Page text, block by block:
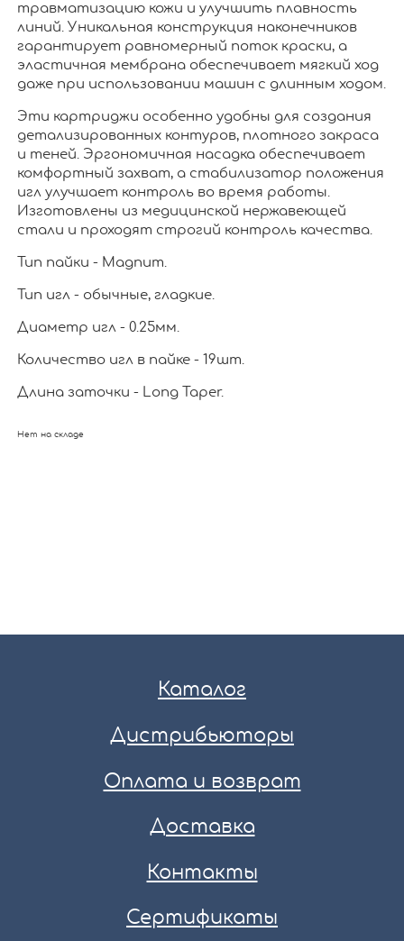
травматизацию кожи и улучшить плавность
линий. Уникальная конструкция наконечников
гарантирует равномерный поток краски, а
эластичная мембрана обеспечивает мягкий ход
даже при использовании машин с длинным ходом.
Эти картриджи особенно удобны для создания
детализированных контуров, плотного закраса
и теней. Эргономичная насадка обеспечивает
комфортный захват, а стабилизатор положения
игл улучшает контроль во время работы.
Изготовлены из медицинской нержавеющей
стали и проходят строгий контроль качества.
Тип пайки - Magnum.
Тип игл - обычные, гладкие.
Диаметр игл - 0.25мм.
Количество игл в пайке - 19шт.
Длина заточки - Long Taper.
Нет на складе
Каталог
Дистрибьюторы
Оплата и возврат
Доставка
Контакты
Сертификаты